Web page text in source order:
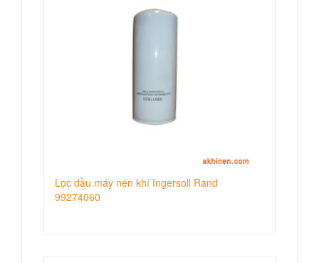
Lọc dầu máy nén khí Ingersoll Rand
99274060